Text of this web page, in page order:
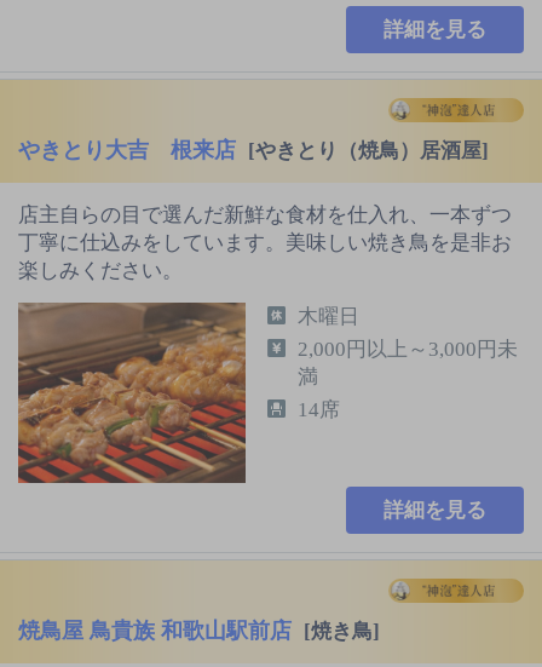
詳細を見る
やきとり大吉 根来店 [やきとり（焼鳥）居酒屋]
店主自らの目で選んだ新鮮な食材を仕入れ、一本ずつ
丁寧に仕込みをしています。美味しい焼き鳥を是非お
楽しみください。
木曜日
2,000円以上～3,000円未
満
14席
詳細を見る
焼鳥屋 鳥貴族 和歌山駅前店 [焼き鳥]